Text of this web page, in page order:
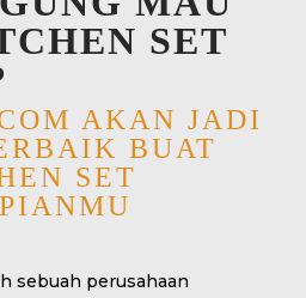
SET
AKAN JADI
BUAT
SET
sebuah perusahaan